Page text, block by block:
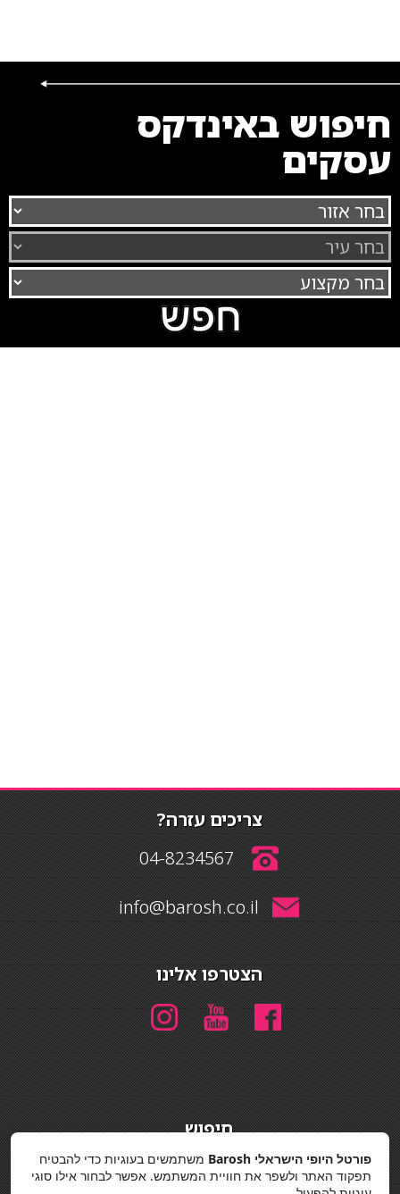
חיפוש באינדקס
עסקים
צריכים עזרה?
04-8234567
info@barosh.co.il
הצטרפו אלינו
חיפוש
מדיניות פרטיות
פורטל היופי הישראלי Barosh
משתמשים בעוגיות כדי להבטיח
תפקוד האתר ולשפר את חוויית המשתמש. אפשר לבחור אילו סוגי